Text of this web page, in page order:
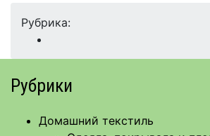
Рубрика:
Рубрики
Домашний текстиль